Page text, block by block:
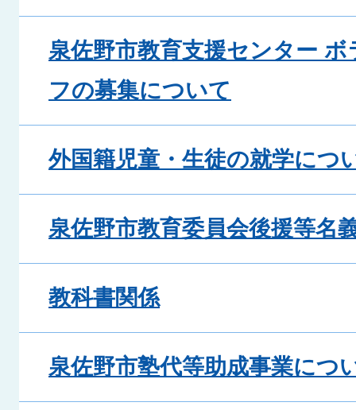
泉佐野市教育支援センター
フの募集について
外国籍児童・生徒の就学につ
泉佐野市教育委員会後援等名
教科書関係
泉佐野市塾代等助成事業につ